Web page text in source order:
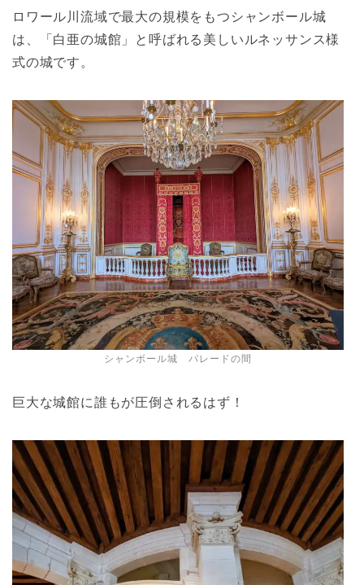
ロワール川流域で最大の規模をもつシャンボール城
は、「白亜の城館」と呼ばれる美しいルネッサンス様
式の城です。
シャンボール城 パレードの間
巨大な城館に誰もが圧倒されるはず！